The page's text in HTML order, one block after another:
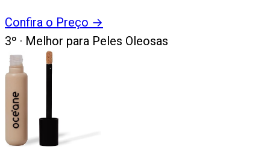
Confira o Preço →
3º · Melhor para Peles Oleosas